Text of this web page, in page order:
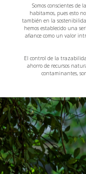
Somos conscientes
habitamos, pues esto
también en la
hemos establecido una
afiance como un valor
El control de la
ahorro de recursos
contaminantes,